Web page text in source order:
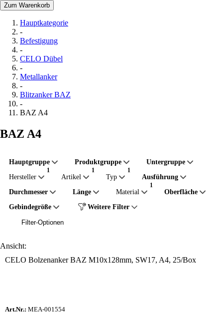
Zum Warenkorb
Hauptkategorie
-
Befestigung
-
CELO Dübel
-
Metallanker
-
Blitzanker BAZ
-
BAZ A4
BAZ A4
Hauptgruppe Produktgruppe
Untergruppe
Hersteller
Artikel Typ
Ausführung
Durchmesser
Länge Material
Oberfläche
Gebindegröße
Weitere Filter
Filter-Optionen
Ansicht:
CELO Bolzenanker BAZ M10x128mm, SW17, A4, 25/Box
Art.Nr.: MEA-001554